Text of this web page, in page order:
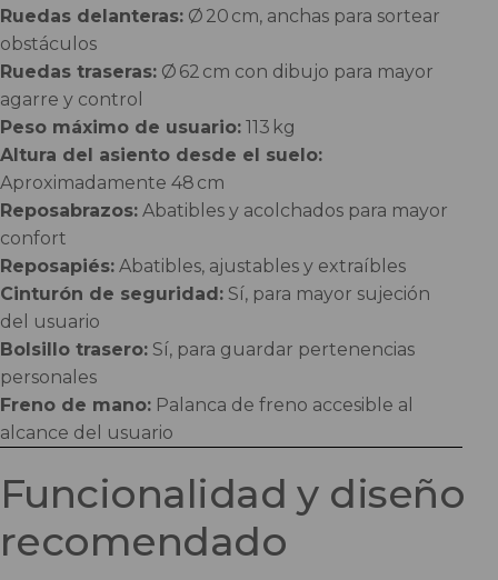
Ruedas delanteras: Ø 20 cm, anchas para sortear
obstáculos
Ruedas traseras: Ø 62 cm con dibujo para mayor
agarre y control
Peso máximo de usuario: 113 kg
Altura del asiento desde el suelo:
Aproximadamente 48 cm
Reposabrazos: Abatibles y acolchados para mayor
confort
Reposapiés: Abatibles, ajustables y extraíbles
Cinturón de seguridad: Sí, para mayor sujeción
del usuario
Bolsillo trasero: Sí, para guardar pertenencias
personales
Freno de mano: Palanca de freno accesible al
alcance del usuario
Funcionalidad y diseño
recomendado